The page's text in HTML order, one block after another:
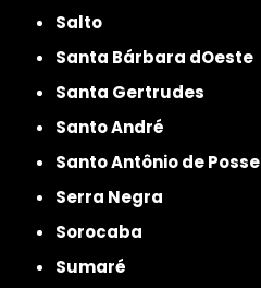
Salto
Santa Bárbara dOeste
Santa Gertrudes
Santo André
Santo Antônio de Posse
Serra Negra
Sorocaba
Sumaré